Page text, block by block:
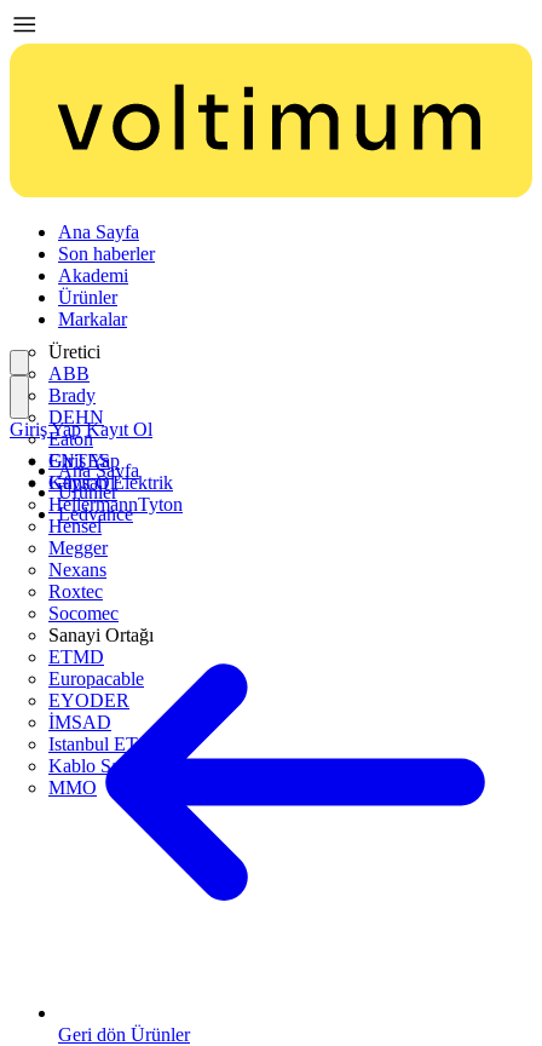
Ana Sayfa
Son haberler
Akademi
Ürünler
Markalar
Üretici
ABB
Brady
DEHN
Eaton
ENTES
Günsan Elektrik
HellermannTyton
Hensel
Megger
Nexans
Roxtec
Socomec
Sanayi Ortağı
ETMD
Europacable
EYODER
İMSAD
Istanbul ETO
Kablo Sanayicileri Derneği
MMO
Giriş Yap
Kayıt Ol
Giriş Yap Kayıt Ol
Ana Sayfa
Ürünler
Ledvance
Geri dön Ürünler